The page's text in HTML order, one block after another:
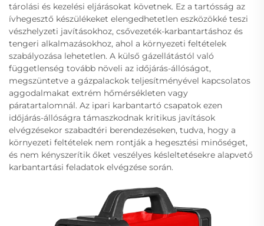
tárolási és kezelési eljárásokat követnek. Ez a tartósság az
ívhegesztő készülékeket elengedhetetlen eszközökké teszi
vészhelyzeti javításokhoz, csővezeték-karbantartáshoz és
tengeri alkalmazásokhoz, ahol a környezeti feltételek
szabályozása lehetetlen. A külső gázellátástól való
függetlenség tovább növeli az időjárás-állóságot,
megszüntetve a gázpalackok teljesítményével kapcsolatos
aggodalmakat extrém hőmérsékleten vagy
páratartalomnál. Az ipari karbantartó csapatok ezen
időjárás-állóságra támaszkodnak kritikus javítások
elvégzésekor szabadtéri berendezéseken, tudva, hogy a
környezeti feltételek nem rontják a hegesztési minőséget,
és nem kényszerítik őket veszélyes késleltetésekre alapvető
karbantartási feladatok elvégzése során.